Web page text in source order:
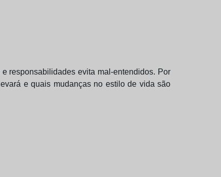
responsabilidades evita mal-entendidos. Por
e quais mudanças no estilo de vida são